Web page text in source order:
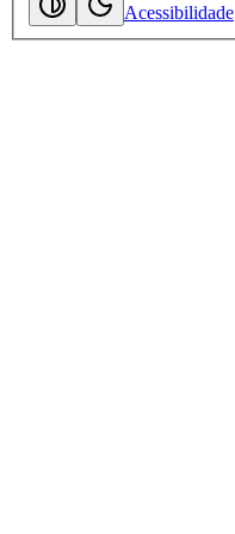
Acessibilidade